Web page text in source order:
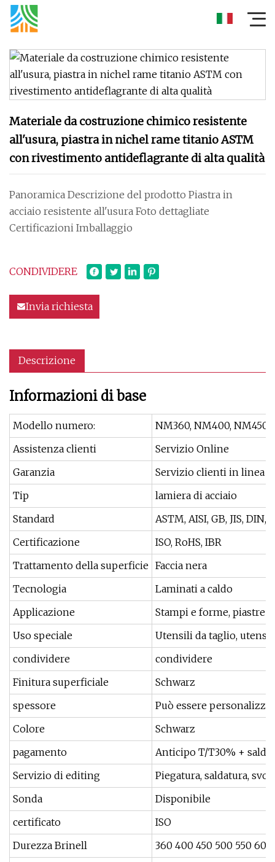
Materiale da costruzione chimico resistente
all'usura, piastra in nichel rame titanio ASTM
con rivestimento antideflagrante di alta qualità
Panoramica Descrizione del prodotto Piastra in
acciaio resistente all'usura Foto dettagliate
Certificazioni Imballaggio
CONDIVIDERE
Invia richiesta
Descrizione
Informazioni di base
Modello numero:
NM360, NM400, NM450,
Assistenza clienti
Servizio Online
Garanzia
Servizio clienti in linea
Tip
lamiera di acciaio
Standard
ASTM, AISI, GB, JIS, DIN,
Certificazione
ISO, RoHS, IBR
Trattamento della superficie Faccia nera
Tecnologia
Laminati a caldo
Applicazione
Stampi e forme, piastre
Uso speciale
Utensili da taglio,
condividere
condividere
Finitura superficiale
Schwarz
spessore
Può essere
Colore
Schwarz
pagamento
Anticipo T/T30% + saldo
Servizio di editing
Piegatura, saldatura,
Sonda
Disponibile
certificato
ISO
Durezza Brinell
360 400 450 500 550 600